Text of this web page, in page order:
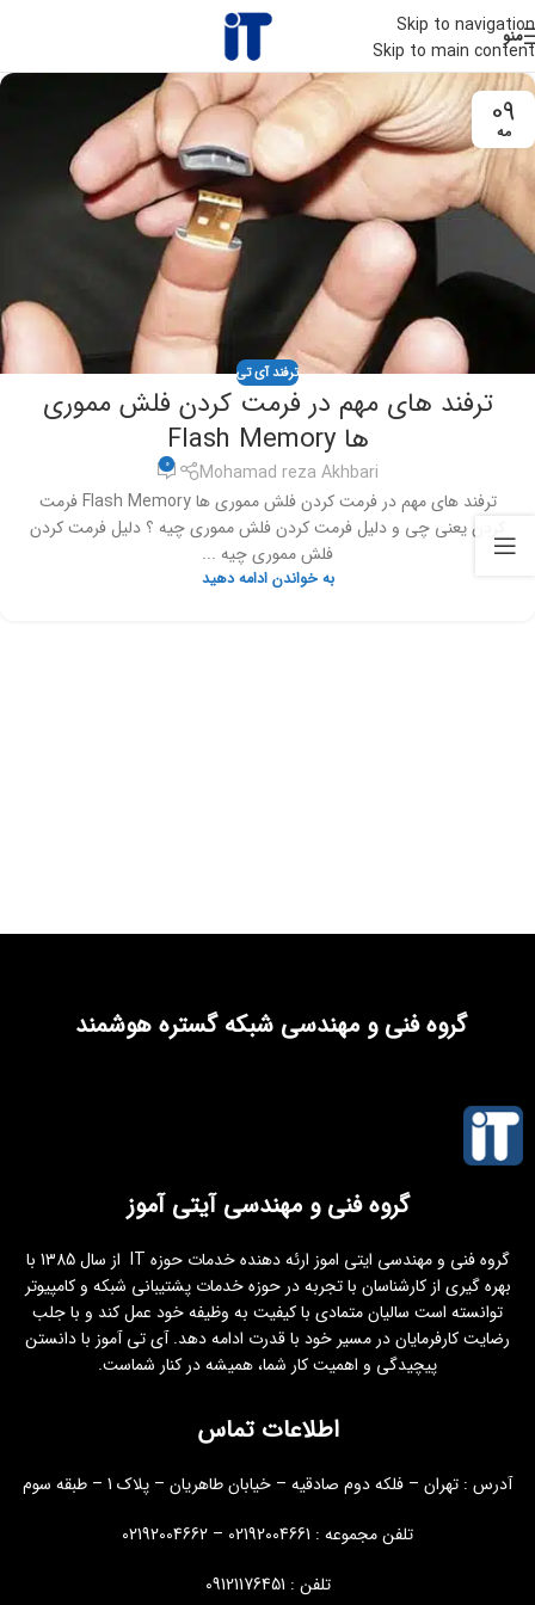
Skip to navigation
Skip to main content
منو
09
مه
ترفند آی تی
ترفند های مهم در فرمت کردن فلش مموری
ها Flash Memory
Mohamad reza Akhbari
0
ترفند های مهم در فرمت کردن فلش مموری ها Flash Memory فرمت
کردن یعنی چی و دلیل فرمت کردن فلش مموری چیه ؟ دلیل فرمت کردن
فلش مموری چیه ...
به خواندن ادامه دهید
گروه فنی و مهندسی شبکه گستره هوشمند
گروه فنی و مهندسی آیتی آموز
گروه فنی و مهندسی ایتی اموز ارئه دهنده خدمات حوزه IT از سال 1385 با
بهره گیری از کارشناسان با تجربه در حوزه خدمات پشتیبانی شبکه و کامپیوتر
توانسته است سالیان متمادی با کیفیت به وظیفه خود عمل کند و با جلب
رضایت کارفرمایان در مسیر خود با قدرت ادامه دهد. آی تی آموز با دانستن
پیچیدگی و اهمیت کار شما، همیشه در کنار شماست.
اطلاعات تماس
آدرس : تهران – فلکه دوم صادقیه – خیابان طاهریان – پلاک 1 – طبقه سوم
تلفن مجموعه : 02192004661 – 02192004662
تلفن : 09121176451